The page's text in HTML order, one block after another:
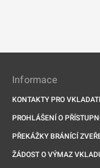
Informace
KONTAKTY PRO
PROHLÁŠENÍ O
PŘEKÁŽKY BRÁNÍCÍ
ŽÁDOST O VÝMAZ